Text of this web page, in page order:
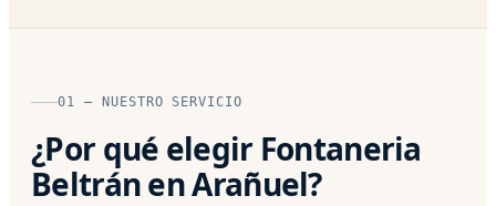
01 — NUESTRO SERVICIO
¿Por qué elegir Fontaneria
Beltrán en Arañuel?